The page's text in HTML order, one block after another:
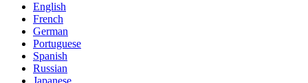
English
French
German
Portuguese
Spanish
Russian